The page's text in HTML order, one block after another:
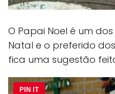
O Papai Noel é um
Natal e o preferido
fica uma sugestão
PIN IT